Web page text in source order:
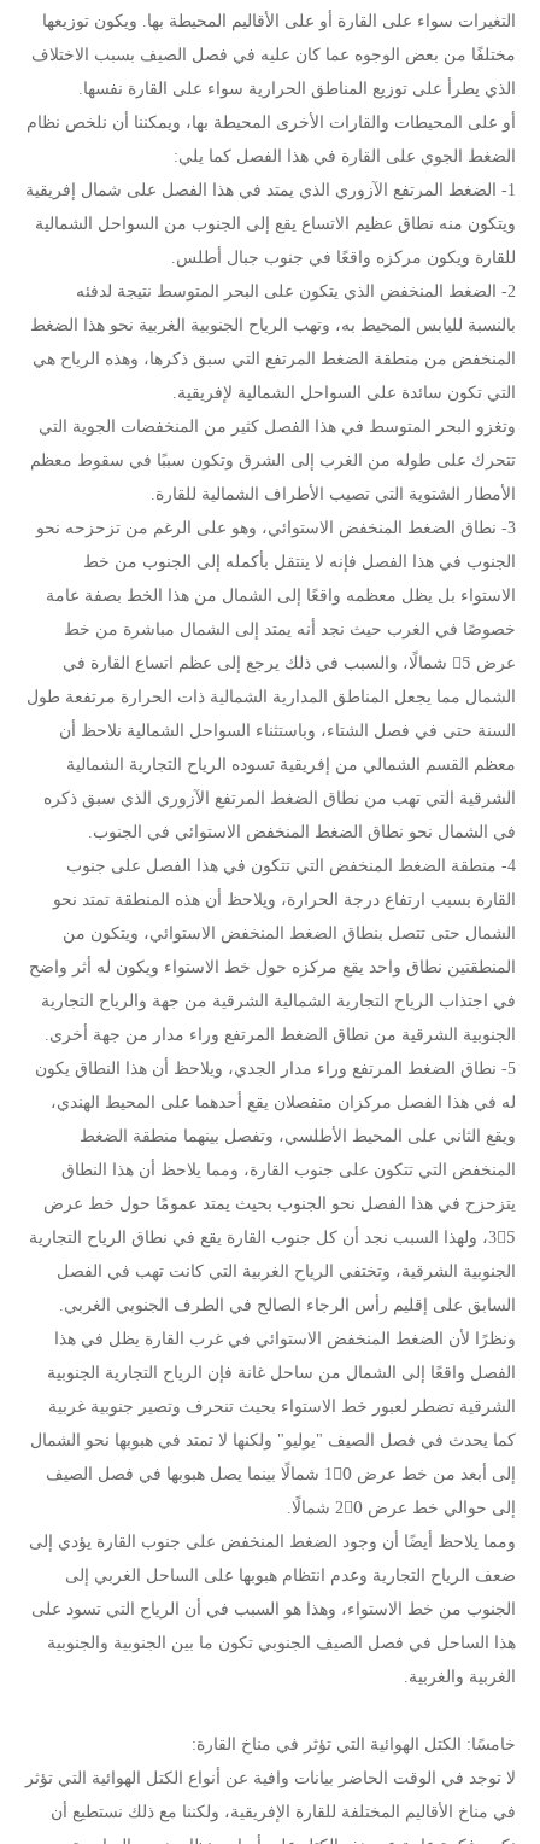
التغيرات سواء على القارة أو على الأقاليم المحيطة بها. ويكون توزيعها
مختلفًا من بعض الوجوه عما كان عليه في فصل الصيف بسبب الاختلاف
الذي يطرأ على توزيع المناطق الحرارية سواء على القارة نفسها.
أو على المحيطات والقارات الأخرى المحيطة بها، ويمكننا أن نلخص نظام
الضغط الجوي على القارة في هذا الفصل كما يلي:
1- الضغط المرتفع الآزوري الذي يمتد في هذا الفصل على شمال إفريقية
ويتكون منه نطاق عظيم الاتساع يقع إلى الجنوب من السواحل الشمالية
للقارة ويكون مركزه واقعًا في جنوب جبال أطلس.
2- الضغط المنخفض الذي يتكون على البحر المتوسط نتيجة لدفئه
بالنسبة لليابس المحيط به، وتهب الرياح الجنوبية الغربية نحو هذا الضغط
المنخفض من منطقة الضغط المرتفع التي سبق ذكرها، وهذه الرياح هي
التي تكون سائدة على السواحل الشمالية لإفريقية.
وتغزو البحر المتوسط في هذا الفصل كثير من المنخفضات الجوية التي
تتحرك على طوله من الغرب إلى الشرق وتكون سببًا في سقوط معظم
الأمطار الشتوية التي تصيب الأطراف الشمالية للقارة.
3- نطاق الضغط المنخفض الاستوائي، وهو على الرغم من تزحزحه نحو
الجنوب في هذا الفصل فإنه لا ينتقل بأكمله إلى الجنوب من خط
الاستواء بل يظل معظمه واقعًا إلى الشمال من هذا الخط بصفة عامة
خصوصًا في الغرب حيث نجد أنه يمتد إلى الشمال مباشرة من خط
عرض 5ْ شمالًا، والسبب في ذلك يرجع إلى عظم اتساع القارة في
الشمال مما يجعل المناطق المدارية الشمالية ذات الحرارة مرتفعة طول
السنة حتى في فصل الشتاء، وباستثناء السواحل الشمالية نلاحظ أن
معظم القسم الشمالي من إفريقية تسوده الرياح التجارية الشمالية
الشرقية التي تهب من نطاق الضغط المرتفع الآزوري الذي سبق ذكره
في الشمال نحو نطاق الضغط المنخفض الاستوائي في الجنوب.
4- منطقة الضغط المنخفض التي تتكون في هذا الفصل على جنوب
القارة بسبب ارتفاع درجة الحرارة، ويلاحظ أن هذه المنطقة تمتد نحو
الشمال حتى تتصل بنطاق الضغط المنخفض الاستوائي، ويتكون من
المنطقتين نطاق واحد يقع مركزه حول خط الاستواء ويكون له أثر واضح
في اجتذاب الرياح التجارية الشمالية الشرقية من جهة والرياح التجارية
الجنوبية الشرقية من نطاق الضغط المرتفع وراء مدار من جهة أخرى.
5- نطاق الضغط المرتفع وراء مدار الجدي، ويلاحظ أن هذا النطاق يكون
له في هذا الفصل مركزان منفصلان يقع أحدهما على المحيط الهندي،
ويقع الثاني على المحيط الأطلسي، وتفصل بينهما منطقة الضغط
المنخفض التي تتكون على جنوب القارة، ومما يلاحظ أن هذا النطاق
يتزحزح في هذا الفصل نحو الجنوب بحيث يمتد عمومًا حول خط عرض
35ْ، ولهذا السبب نجد أن كل جنوب القارة يقع في نطاق الرياح التجارية
الجنوبية الشرقية، وتختفي الرياح الغربية التي كانت تهب في الفصل
السابق على إقليم رأس الرجاء الصالح في الطرف الجنوبي الغربي.
ونظرًا لأن الضغط المنخفض الاستوائي في غرب القارة يظل في هذا
الفصل واقعًا إلى الشمال من ساحل غانة فإن الرياح التجارية الجنوبية
الشرقية تضطر لعبور خط الاستواء بحيث تنحرف وتصير جنوبية غربية
كما يحدث في فصل الصيف "يوليو" ولكنها لا تمتد في هبوبها نحو الشمال
إلى أبعد من خط عرض 10ْ شمالًا بينما يصل هبوبها في فصل الصيف
إلى حوالي خط عرض 20ْ شمالًا.
ومما يلاحظ أيضًا أن وجود الضغط المنخفض على جنوب القارة يؤدي إلى
ضعف الرياح التجارية وعدم انتظام هبوبها على الساحل الغربي إلى
الجنوب من خط الاستواء، وهذا هو السبب في أن الرياح التي تسود على
هذا الساحل في فصل الصيف الجنوبي تكون ما بين الجنوبية والجنوبية
الغربية والغربية.
خامسًا: الكتل الهوائية التي تؤثر في مناخ القارة:
لا توجد في الوقت الحاضر بيانات وافية عن أنواع الكتل الهوائية التي تؤثر
في مناخ الأقاليم المختلفة للقارة الإفريقية، ولكننا مع ذلك نستطيع أن